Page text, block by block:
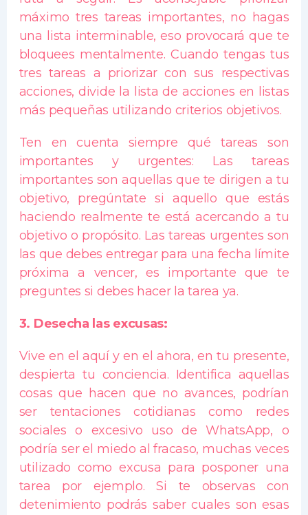
máximo tres tareas importantes, no hagas
una lista interminable, eso provocará que te
bloquees mentalmente. Cuando tengas tus
tres tareas a priorizar con sus respectivas
acciones, divide la lista de acciones en listas
más pequeñas utilizando criterios objetivos.
Ten en cuenta siempre qué tareas son
importantes y urgentes: Las tareas
importantes son aquellas que te dirigen a tu
objetivo, pregúntate si aquello que estás
haciendo realmente te está acercando a tu
objetivo o propósito. Las tareas urgentes son
las que debes entregar para una fecha límite
próxima a vencer, es importante que te
preguntes si debes hacer la tarea ya.
3. Desecha las excusas:
Vive en el aquí y en el ahora, en tu presente,
despierta tu conciencia. Identifica aquellas
cosas que hacen que no avances, podrían
ser tentaciones cotidianas como redes
sociales o excesivo uso de WhatsApp, o
podría ser el miedo al fracaso, muchas veces
utilizado como excusa para posponer una
tarea por ejemplo. Si te observas con
detenimiento podrás saber cuales son esas